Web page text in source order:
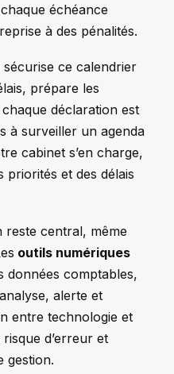
échéance
à des pénalités.
ce calendrier
prépare les
déclaration est
à surveiller un agenda
cabinet s’en charge,
priorités et des délais
reste central, même
outils numériques
données comptables,
alerte et
entre technologie et
d’erreur et
gestion.